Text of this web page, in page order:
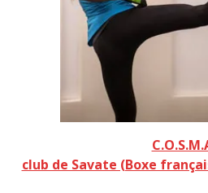
club de Savate (Boxe